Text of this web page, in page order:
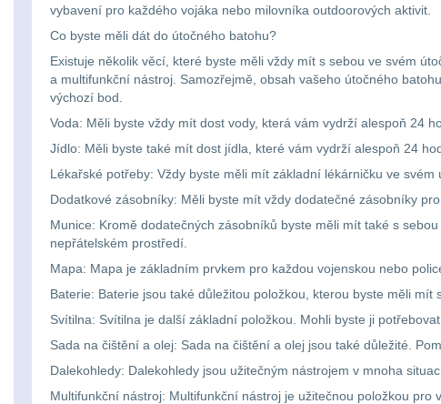
vybavení pro každého vojáka nebo milovníka outdoorových aktivit.
Co byste měli dát do útočného batohu?
Existuje několik věcí, které byste měli vždy mít s sebou ve svém
a multifunkční nástroj. Samozřejmě, obsah vašeho útočného
výchozí bod.
Voda: Měli byste vždy mít dost vody, která vám vydrží alespoň 24
Jídlo: Měli byste také mít dost jídla, které vám vydrží alespoň 24
Lékařské potřeby: Vždy byste měli mít základní lékárničku ve
Dodatkové zásobníky: Měli byste mít vždy dodatečné zásobníky
Munice: Kromě dodatečných zásobníků byste měli mít také s
nepřátelském prostředí.
Mapa: Mapa je základním prvkem pro každou vojenskou nebo
Baterie: Baterie jsou také důležitou položkou, kterou byste měli
Svítilna: Svítilna je další základní položkou. Mohli byste ji
Sada na čištění a olej: Sada na čištění a olej jsou také důležité.
Dalekohledy: Dalekohledy jsou užitečným nástrojem v mnoha
Multifunkční nástroj: Multifunkční nástroj je užitečnou položkou